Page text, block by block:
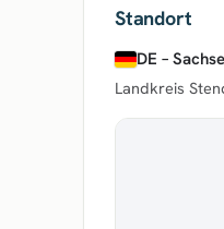
Standort
DE –
Landkreis